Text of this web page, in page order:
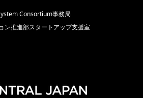
Consortium事務局
ン推進部スタートアップ支援室